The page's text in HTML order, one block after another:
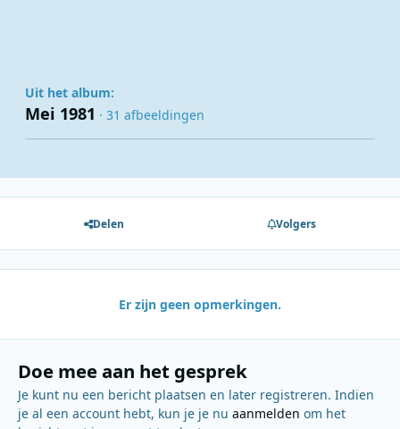
Uit het album:
Mei 1981 · 31 afbeeldingen
Delen Volgers
Er zijn geen opmerkingen.
Doe mee aan het gesprek
Je kunt nu een bericht plaatsen en later registreren. Indien
je al een account hebt, kun je je nu aanmelden om het